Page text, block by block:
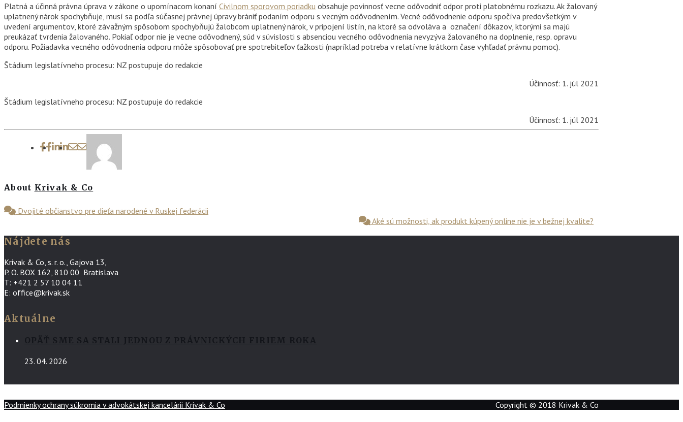
Platná a účinná právna úprava v zákone o upomínacom konaní Civilnom sporovom poriadku obsahuje povinnosť vecne odôvodniť odpor proti platobnému rozkazu. Ak žalovaný
uplatnený nárok spochybňuje, musí sa podľa súčasnej právnej úpravy brániť podaním odporu s vecným odôvodnením. Vecné odôvodnenie odporu spočíva predovšetkým v
uvedení argumentov, ktoré závažným spôsobom spochybňujú žalobcom uplatnený nárok, v pripojení listín, na ktoré sa odvoláva a označení dôkazov, ktorými sa majú
preukázať tvrdenia žalovaného. Pokiaľ odpor nie je vecne odôvodnený, súd v súvislosti s absenciou vecného odôvodnenia nevyzýva žalovaného na doplnenie, resp. opravu
odporu. Požiadavka vecného odôvodnenia odporu môže spôsobovať pre spotrebiteľov ťažkosti (napríklad potreba v relatívne krátkom čase vyhľadať právnu pomoc).
Štádium legislatívneho procesu: NZ postupuje do redakcie
Účinnosť: 1. júl 2021
Štádium legislatívneho procesu: NZ postupuje do redakcie
Účinnosť: 1. júl 2021
About Krivak & Co
Dvojité občianstvo pre dieťa narodené v Ruskej federácii
Aké sú možnosti, ak produkt kúpený online nie je v bežnej kvalite?
Nájdete nás
Krivak & Co, s. r. o., Gajova 13,
P. O. BOX 162, 810 00 Bratislava
T: +421 2 57 10 04 11
E: office@krivak.sk
Aktuálne
OPÄŤ SME SA STALI JEDNOU Z PRÁVNICKÝCH FIRIEM ROKA
23. 04. 2026
Podmienky ochrany súkromia v advokátskej kancelárii Krivak & Co Copyright © 2018 Krivak & Co